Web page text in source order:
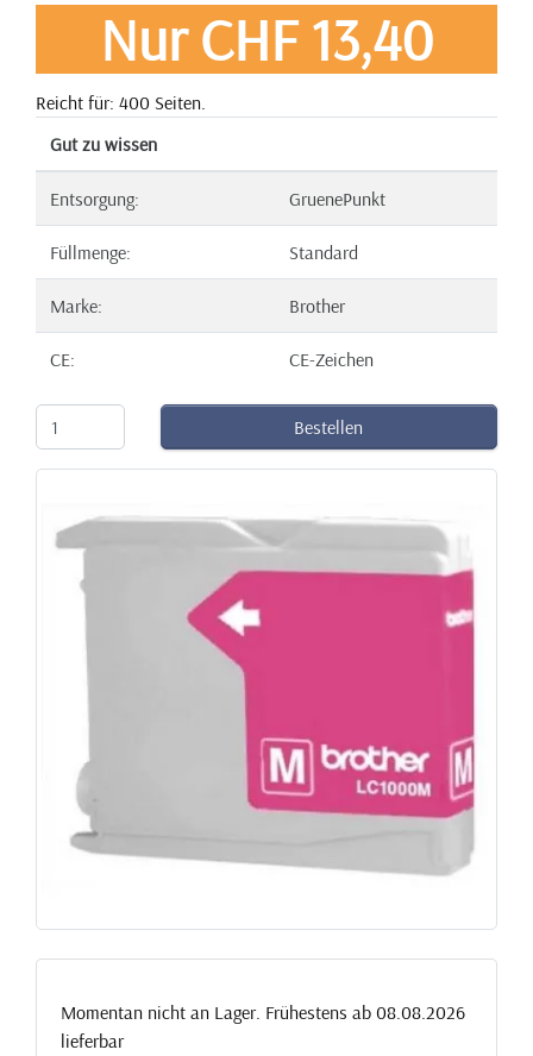
Nur CHF 13,40
Reicht für: 400 Seiten.
Gut zu wissen
Entsorgung: GruenePunkt
Füllmenge: Standard
Marke: Brother
CE: CE-Zeichen
Bestellen
Momentan nicht an Lager. Frühestens ab 08.08.2026
lieferbar